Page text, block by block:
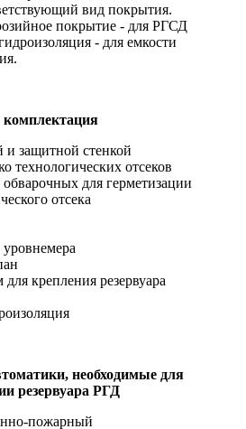
вид покрытия.
покрытие - для РГСД
- для емкости
комплектация
и защитной стенкой
технологических отсеков
для герметизации
отсека
крепления резервуара
необходимые для
резервуара РГД
пожарный